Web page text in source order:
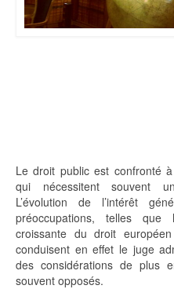
Le droit public est confronté
qui nécessitent souvent
L’évolution de l’intérêt
préoccupations, telles que
croissante du droit
conduisent en effet le juge
des considérations de plus
souvent opposés.